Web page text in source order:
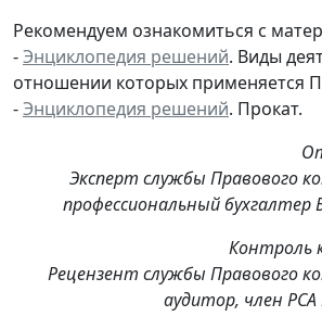
Рекомендуем ознакомиться с
-Энциклопедия решений. Виды
отношении которых применяется
-Энциклопедия решений. Прокат.
Эксперт службы Правового
профессиональный
Контроль
Рецензент службы Правового
аудитор, член